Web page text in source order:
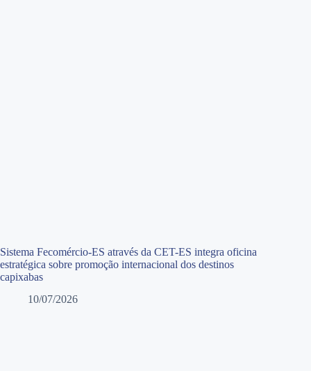
Sistema Fecomércio-ES através da CET-ES integra oficina
estratégica sobre promoção internacional dos destinos
capixabas
10/07/2026